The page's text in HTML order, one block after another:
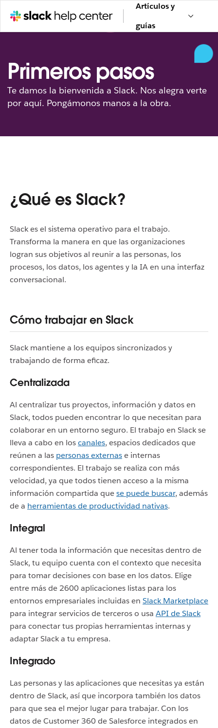
Artículos y
guías
Primeros pasos
Te damos la bienvenida a Slack. Nos alegra verte
por aquí. Pongámonos manos a la obra.
¿Qué es Slack?
Slack es el sistema operativo para el trabajo.
Transforma la manera en que las organizaciones
logran sus objetivos al reunir a las personas, los
procesos, los datos, los agentes y la IA en una interfaz
conversacional.
Cómo trabajar en Slack
Slack mantiene a los equipos sincronizados y
trabajando de forma eficaz.
Centralizada
Al centralizar tus proyectos, información y datos en
Slack, todos pueden encontrar lo que necesitan para
colaborar en un entorno seguro. El trabajo en Slack se
lleva a cabo en loscanales, espacios dedicados que
reúnen a las personas externase internas
correspondientes. El trabajo se realiza con más
velocidad, ya que todos tienen acceso a la misma
información compartida quese puede buscar, además
de a herramientas de productividad nativas.
Integral
Al tener toda la información que necesitas dentro de
Slack, tu equipo cuenta con el contexto que necesita
para tomar decisiones con base en los datos. Elige
entre más de 2600 aplicaciones listas para los
entornos empresariales incluidas en Slack Marketplace
para integrar servicios de terceros o usa API de Slack
para conectar tus propias herramientas internas y
adaptar Slack a tu empresa.
Integrado
Las personas y las aplicaciones que necesitas ya están
dentro de Slack, así que incorpora también los datos
para que sea el mejor lugar para trabajar. Con los
datos de Customer 360 de Salesforce integrados en